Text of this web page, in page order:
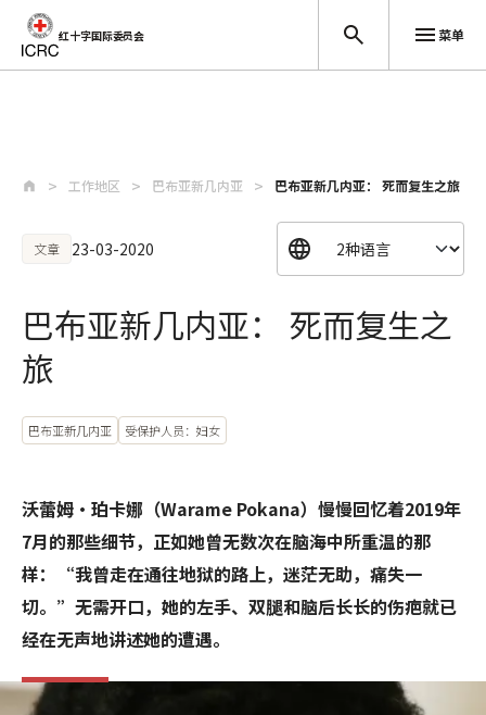
红十字国际委员会 菜单
工作地区 巴布亚新几内亚 巴布亚新几内亚： 死而复生之旅
文章 23-03-2020
巴布亚新几内亚： 死而复生之
旅
巴布亚新几内亚 受保护人员：妇女
沃蕾姆·珀卡娜（Warame Pokana）慢慢回忆着2019年
7月的那些细节，正如她曾无数次在脑海中所重温的那
样：“我曾走在通往地狱的路上，迷茫无助，痛失一
切。”无需开口，她的左手、双腿和脑后长长的伤疤就已
经在无声地讲述她的遭遇。